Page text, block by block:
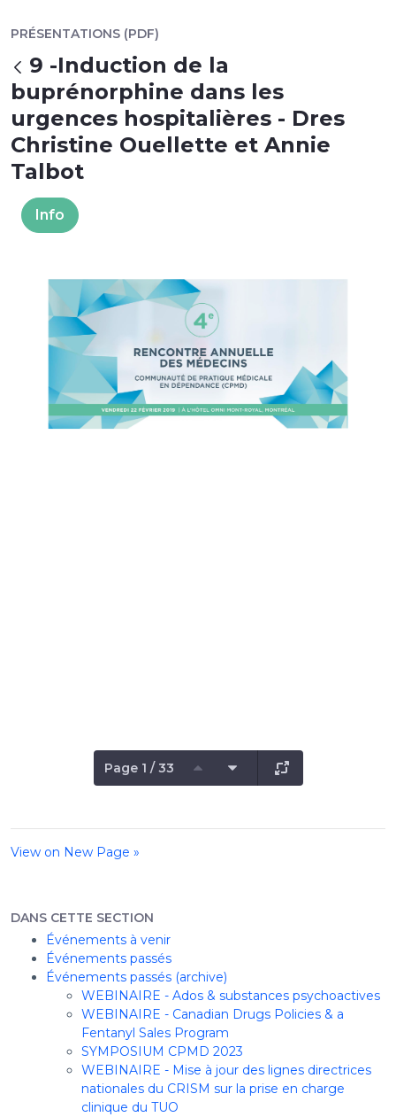
PRÉSENTATIONS (PDF)
Back
9 -Induction de la
buprénorphine dans les
urgences hospitalières - Dres
Christine Ouellette et Annie
Talbot
Info
Page 1 / 33
View on New Page »
DANS CETTE SECTION
Événements à venir
Événements passés
Événements passés (archive)
WEBINAIRE - Ados & substances psychoactives
WEBINAIRE - Canadian Drugs Policies & a
Fentanyl Sales Program
SYMPOSIUM CPMD 2023
WEBINAIRE - Mise à jour des lignes directrices
nationales du CRISM sur la prise en charge
clinique du TUO